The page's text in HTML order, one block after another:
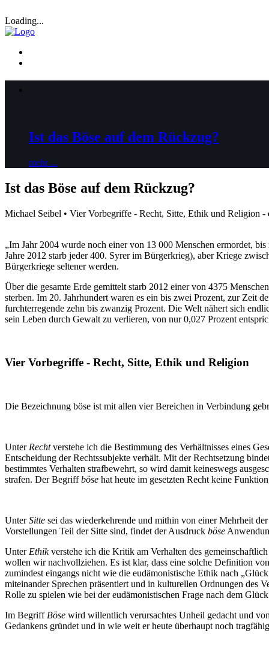
Loading...
Ist das Böse auf dem Rückzug?
mehr ...
Ist das Böse auf dem Rückzug?
Michael Seibel • Vier Vorbegriffe - Recht, Sitte, Ethik und Religion
„Im Jahr 2004 wurde noch einer von 13 000 Menschen ermordet,
Jahre 2012 starb jeder 400. Syrer im Bürgerkrieg), aber Kriege
Bürgerkriege seltener werden.
Über die gesamte Erde gemittelt starb 2012 einer von 4375
sterben. Im 20. Jahrhundert waren es ein bis zwei Prozent, zur Zeit
furchterregende zehn bis zwanzig Prozent. Die Welt nähert sich
sein Leben durch Gewalt zu verlieren, von nur 0,027 Prozent
Vier Vorbegriffe - Recht, Sitte, Ethik und Religion
Die Bezeichnung böse ist mit allen vier Bereichen in Verbindung
Unter Rechtverstehe ich die Bestimmung des Verhältnisses eines
Entscheidung der Rechtssubjekte verhält. Mit der Rechtsetzung
bestimmtes Verhalten strafbewehrt, so wird damit keineswegs
strafen. Der Begriffböse hat heute im gesetzten Recht keine
UnterSitte sei das wiederkehrende und mithin von einer Mehrheit
Vorstellungen Teil der Sitte sind, findet der Ausdruck böse
Unter Ethikverstehe ich die Kritik am Verhalten des
wollen wir nachvollziehen. Es ist klar, dass eine solche Definition
zumindest eingangs nicht wie die eudämonistische Ethik nach
miteinander Sprechen präsentiert und in kulturellen Ordnungen des
Rolle zu spielen wie bei der eudämonistischen Frage nach dem
Im Begriff Böse wird willentlich verursachtes Unheil gedacht und
Gedankens gründet und in wie weit er heute überhaupt noch